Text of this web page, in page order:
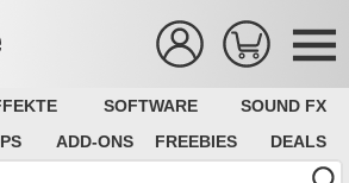
SOFTWARE
SOUND FX
ADD-ONS FREEBIES DEALS